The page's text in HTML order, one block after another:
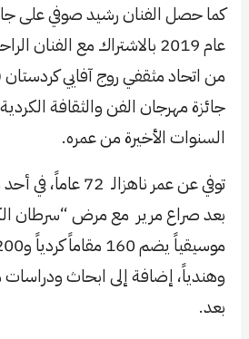
كما حصل الفنان رشيد صوفي على
عام 2019 بالاشتراك مع
جائزة مهرجان الفن والثقافة
السنوات الأخيرة من عمره.
توفي عن عمر ناهزالـ
بعد صراع مرير مع مرض “سرطان
وهندياً، إضافة إلى ابحاث
بعد.